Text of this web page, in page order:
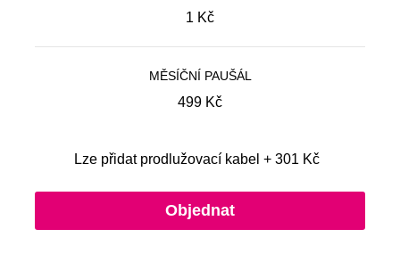
Aktuální cena:
1 Kč
MĚSÍČNÍ PAUŠÁL
499 Kč
Lze přidat prodlužovací kabel + 301 Kč
Objednat